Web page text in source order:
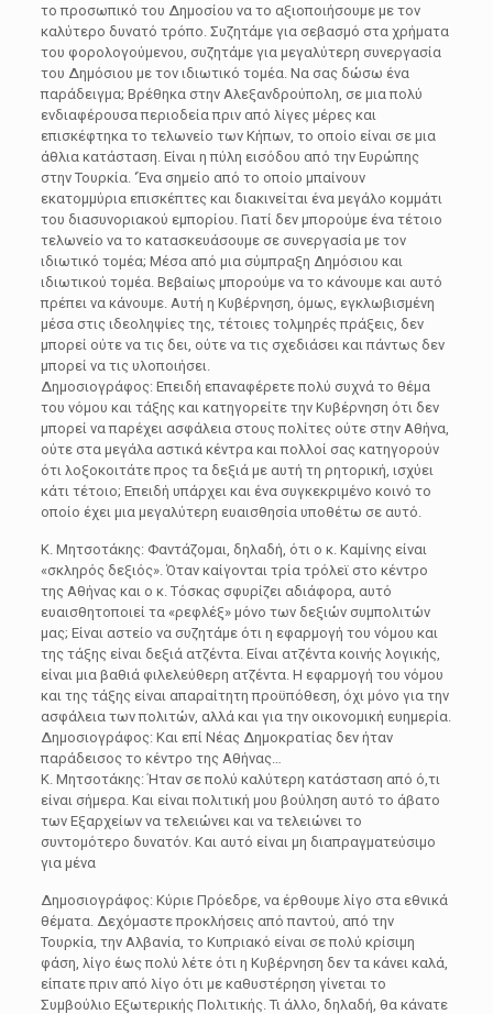
το προσωπικό του Δημοσίου να το αξιοποιήσουμε με τον
καλύτερο δυνατό τρόπο. Συζητάμε για σεβασμό στα χρήματα
του φορολογούμενου, συζητάμε για μεγαλύτερη συνεργασία
του Δημόσιου με τον ιδιωτικό τομέα. Να σας δώσω ένα
παράδειγμα; Βρέθηκα στην Αλεξανδρούπολη, σε μια πολύ
ενδιαφέρουσα περιοδεία πριν από λίγες μέρες και
επισκέφτηκα το τελωνείο των Κήπων, το οποίο είναι σε μια
άθλια κατάσταση. Είναι η πύλη εισόδου από την Ευρώπης
στην Τουρκία. ‘Ένα σημείο από το οποίο μπαίνουν
εκατομμύρια επισκέπτες και διακινείται ένα μεγάλο κομμάτι
του διασυνοριακού εμπορίου. Γιατί δεν μπορούμε ένα τέτοιο
τελωνείο να το κατασκευάσουμε σε συνεργασία με τον
ιδιωτικό τομέα; Μέσα από μια σύμπραξη Δημόσιου και
ιδιωτικού τομέα. Βεβαίως μπορούμε να το κάνουμε και αυτό
πρέπει να κάνουμε. Αυτή η Κυβέρνηση, όμως, εγκλωβισμένη
μέσα στις ιδεοληψίες της, τέτοιες τολμηρές πράξεις, δεν
μπορεί ούτε να τις δει, ούτε να τις σχεδιάσει και πάντως δεν
μπορεί να τις υλοποιήσει.
Δημοσιογράφος: Επειδή επαναφέρετε πολύ συχνά το θέμα
του νόμου και τάξης και κατηγορείτε την Κυβέρνηση ότι δεν
μπορεί να παρέχει ασφάλεια στους πολίτες ούτε στην Αθήνα,
ούτε στα μεγάλα αστικά κέντρα και πολλοί σας κατηγορούν
ότι λοξοκοιτάτε προς τα δεξιά με αυτή τη ρητορική, ισχύει
κάτι τέτοιο; Επειδή υπάρχει και ένα συγκεκριμένο κοινό το
οποίο έχει μια μεγαλύτερη ευαισθησία υποθέτω σε αυτό.
Κ. Μητσοτάκης: Φαντάζομαι, δηλαδή, ότι ο κ. Καμίνης είναι
«σκληρός δεξιός». Όταν καίγονται τρία τρόλεϊ στο κέντρο
της Αθήνας και ο κ. Τόσκας σφυρίζει αδιάφορα, αυτό
ευαισθητοποιεί τα «ρεφλέξ» μόνο των δεξιών συμπολιτών
μας; Είναι αστείο να συζητάμε ότι η εφαρμογή του νόμου και
της τάξης είναι δεξιά ατζέντα. Είναι ατζέντα κοινής λογικής,
είναι μια βαθιά φιλελεύθερη ατζέντα. Η εφαρμογή του νόμου
και της τάξης είναι απαραίτητη προϋπόθεση, όχι μόνο για την
ασφάλεια των πολιτών, αλλά και για την οικονομική ευημερία.
Δημοσιογράφος: Και επί Νέας Δημοκρατίας δεν ήταν
παράδεισος το κέντρο της Αθήνας…
Κ. Μητσοτάκης: Ήταν σε πολύ καλύτερη κατάσταση από ό,τι
είναι σήμερα. Και είναι πολιτική μου βούληση αυτό το άβατο
των Εξαρχείων να τελειώνει και να τελειώνει το
συντομότερο δυνατόν. Και αυτό είναι μη διαπραγματεύσιμο
για μένα
Δημοσιογράφος: Κύριε Πρόεδρε, να έρθουμε λίγο στα εθνικά
θέματα. Δεχόμαστε προκλήσεις από παντού, από την
Τουρκία, την Αλβανία, το Κυπριακό είναι σε πολύ κρίσιμη
φάση, λίγο έως πολύ λέτε ότι η Κυβέρνηση δεν τα κάνει καλά,
είπατε πριν από λίγο ότι με καθυστέρηση γίνεται το
Συμβούλιο Εξωτερικής Πολιτικής. Τι άλλο, δηλαδή, θα κάνατε